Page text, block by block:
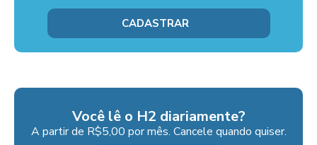
Você lê o H2 diariamente?
A partir de R$5,00 por mês. Cancele quando quiser.